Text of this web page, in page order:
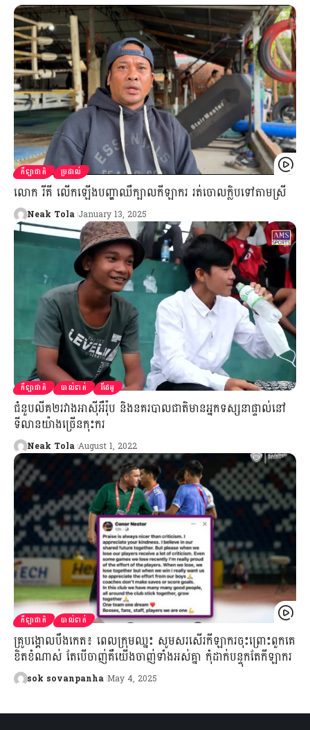
កីឡាជាតិ ប្រដាល់
លោក រីគី លើកឡើងបញ្ហាឈឺក្បាលកីឡាករ រត់ចោលក្លិបទៅតាមស្រី
Neak Tola January 13, 2025
កីឡាជាតិ បាល់ទាត់ វីដេអូ
ជំនួបលីគ២រវាងអាស៊ីអឺរ៉ុប និងនគរបាលជាតិមានអ្នកទស្សនាផ្ទាល់នៅ
ទីលានយ៉ាងច្រើនកុះករ
Neak Tola August 1, 2022
កីឡាជាតិ បាល់ទាត់
គ្រូបង្គោលបឹងកេត៖ ពេលក្រុមឈ្នះ សូមសរសើរកីឡាករចុះព្រោះពួកគេ
ខិតខំណាស់ តែបើចាញ់គឺយើងចាញ់ទាំងអស់គ្នា កុំដាក់បន្ទុកតែកីឡាករ
sok sovanpanha May 4, 2025